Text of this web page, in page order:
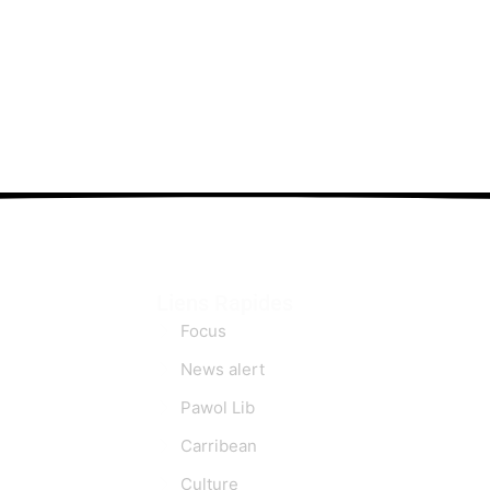
Focus
News alert
Pawol Lib
Carribean
Culture